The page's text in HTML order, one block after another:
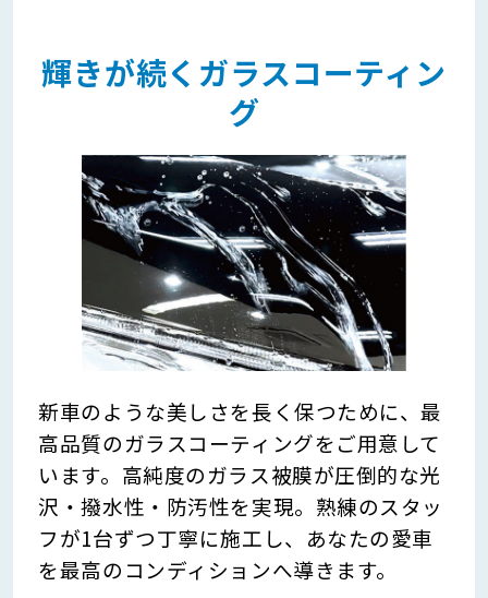
輝きが続くガラスコーティン
グ
新車のような美しさを長く保つために、最
高品質のガラスコーティングをご用意して
います。高純度のガラス被膜が圧倒的な光
沢・撥水性・防汚性を実現。熟練のスタッ
フが1台ずつ丁寧に施工し、あなたの愛車
を最高のコンディションへ導きます。